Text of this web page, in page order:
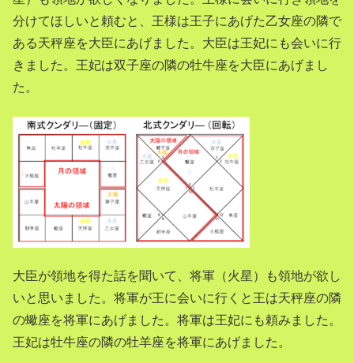
分けてほしいと頼むと、王様は王子にあげた乙女座の隣で
ある天秤座を大臣にあげました。大臣は王妃にも会いに行
きました。王妃は双子座の隣の牡牛座を大臣にあげまし
た。
大臣が領地を得た話を聞いて、将軍（火星）も領地が欲し
いと思いました。将軍が王に会いに行くと王は天秤座の隣
の蠍座を将軍にあげました。将軍は王妃にも頼みました。
王妃は牡牛座の隣の牡羊座を将軍にあげました。